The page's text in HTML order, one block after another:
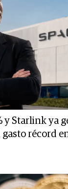
y Starlink ya
récord